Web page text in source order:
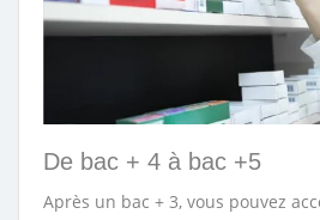
De bac + 4 à bac +5
Après un bac + 3, vous pouvez